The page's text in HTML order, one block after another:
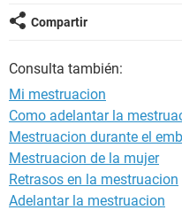
GLOSARIO
Compartir
Consulta también:
Mi mestruacion
Como adelantar la
Mestruacion durante el
Mestruacion de la mujer
Retrasos en la mestruacion
Adelantar la mestruacion